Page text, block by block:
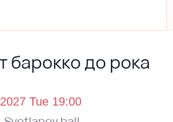
барокко до рока